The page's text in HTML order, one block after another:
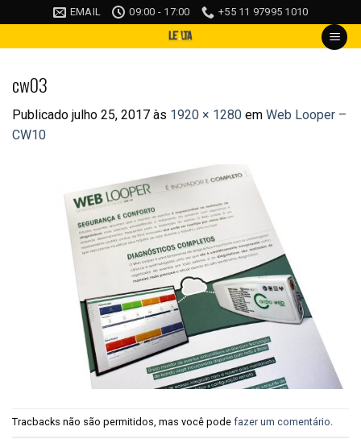
content
EMAIL 09:00 - 17:00 +55 11 97995 1010
cw03
Publicado julho 25, 2017 às 1920 × 1280 em Web Looper –
CW10
Tracbacks não são permitidos, mas você pode fazer um comentário.